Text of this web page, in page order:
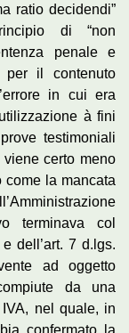
ratio decidendi”
di “non
penale e
per il contenuto
in cui era
à fini
testimoniali
certo meno
come la mancata
terminava col
dell’art. 7 d.lgs.
ad oggetto
da una
nel quale, in
confermato la